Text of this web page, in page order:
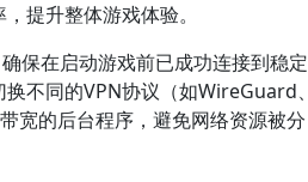
提升整体游戏体验。
保在启动游戏前已成功连接到稳定
不同的VPN协议（如WireGuard、
宽的后台程序，避免网络资源被分